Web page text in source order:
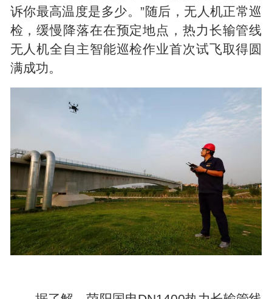
诉你最高温度是多少。”随后，无人机正常巡
检，缓慢降落在在预定地点，热力长输管线
无人机全自主智能巡检作业首次试飞取得圆
满成功。